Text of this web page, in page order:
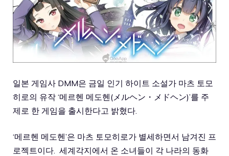
일본 게임사 DMM은 금일 인기 하이트 소설가 마츠 토모
히로의 유작 ‘메르헨 메도헨(メルヘン・メドヘン)’를 주
제로 한 게임을 출시한다고 밝혔다.
‘메르헨 메도헨’은 마츠 토모히로가 별세하면서 남겨진 프
로젝트이다. 세계각지에서 온 소녀들이 각 나라의 동화